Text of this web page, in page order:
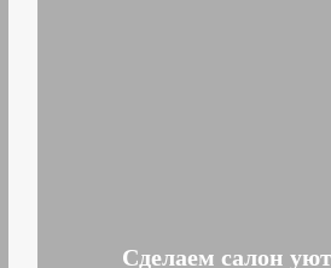
Сделаем салон